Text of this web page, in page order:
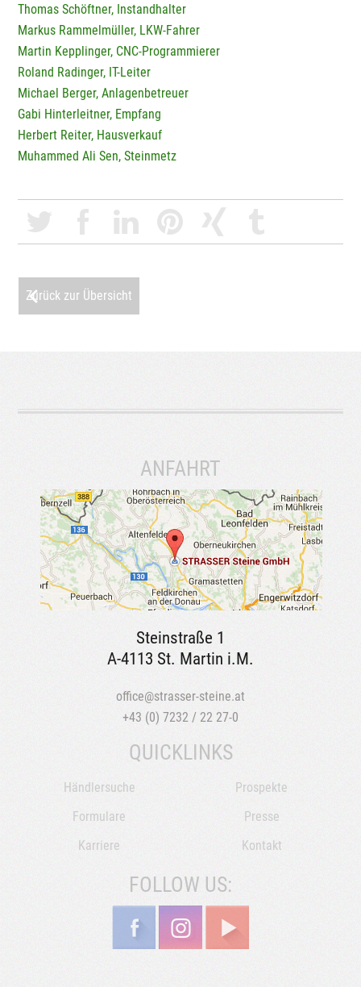
Thomas Schöftner, Instandhalter
Markus Rammelmüller, LKW-Fahrer
Martin Kepplinger, CNC-Programmierer
Roland Radinger, IT-Leiter
Michael Berger, Anlagenbetreuer
Gabi Hinterleitner, Empfang
Herbert Reiter, Hausverkauf
Muhammed Ali Sen, Steinmetz
Zurück zur Übersicht
ANFAHRT
Steinstraße 1
A-4113 St. Martin i.M.
office@strasser-steine.at
+43 (0) 7232 / 22 27-0
QUICKLINKS
Händlersuche
Prospekte
Formulare
Presse
Karriere
Kontakt
FOLLOW US: